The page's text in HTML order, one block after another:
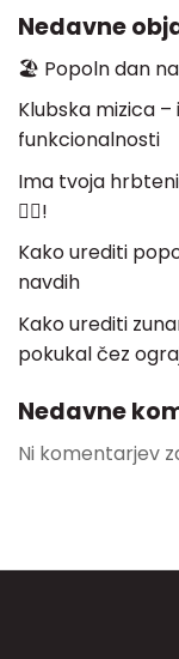
Nedavne
🏖️ Popoln dan
Klubska mizica
funkcionalnosti
Ima tvoja
🧘‍♀️!
Kako urediti
navdih
Kako urediti
pokukal čez
Nedavne
Ni komentarjev